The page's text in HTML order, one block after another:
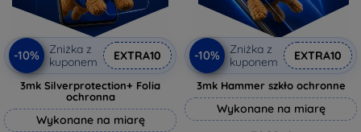
-10%
Zniżka z
kuponem
EXTRA10
3mk Silverprotection+ Folia
ochronna
Wykonane na miarę
-10%
Zniżka z
kuponem
EXTRA10
3mk Hammer szkło ochronne
Wykonane na miarę